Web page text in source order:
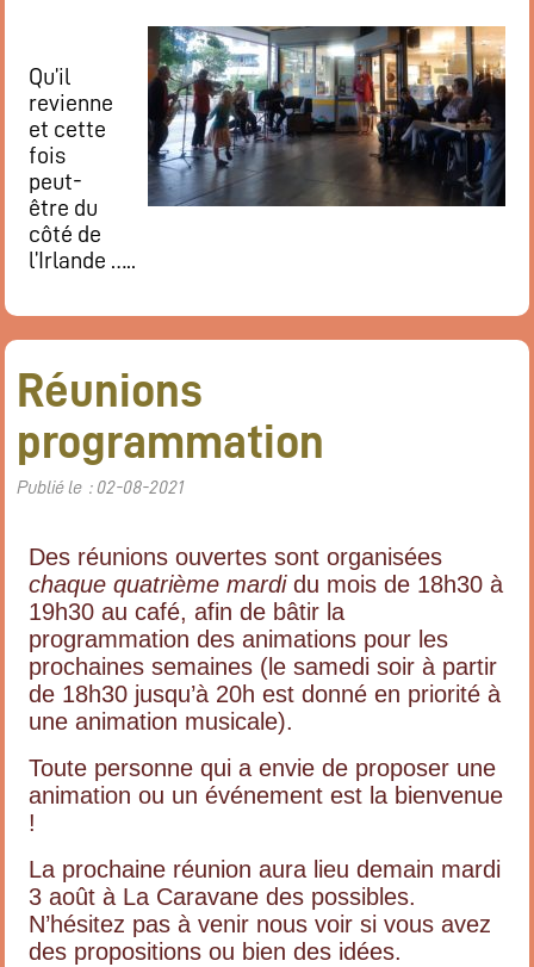
Qu’il
revienne
et cette
fois
peut-
être du
côté de
l’Irlande …..
Réunions
programmation
Publié le : 02-08-2021
Des réunions ouvertes sont organisées
chaque quatrième mardidu mois de 18h30 à
19h30 au café, afin de bâtir la
programmation des animations pour les
prochaines semaines (le samedi soir à partir
de 18h30 jusqu’à 20h est donné en priorité à
une animation musicale).
Toute personne qui a envie de proposer une
animation ou un événement est la bienvenue
!
La prochaine réunion aura lieu demain mardi
3 août à La Caravane des possibles.
N’hésitez pas à venir nous voir si vous avez
des propositions ou bien des idées.